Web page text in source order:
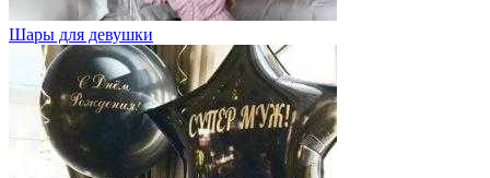
Шары для девушки